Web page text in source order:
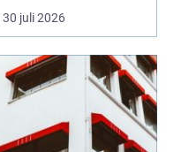
vardagen vävs ihop i
en...
30 juli 2026